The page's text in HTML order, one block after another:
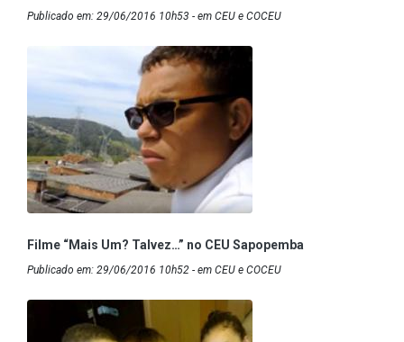
Publicado em: 29/06/2016 10h53 - em CEU e COCEU
Filme “Mais Um? Talvez…” no CEU Sapopemba
Publicado em: 29/06/2016 10h52 - em CEU e COCEU